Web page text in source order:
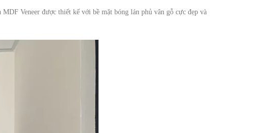
Veneer được thiết kế với bề mặt bóng lán phủ vân gỗ cực đẹp và